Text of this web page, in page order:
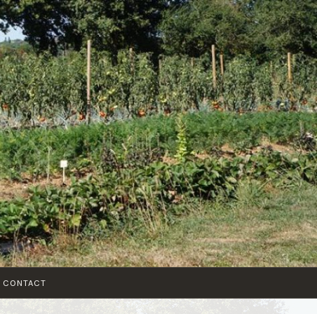
CONTACT